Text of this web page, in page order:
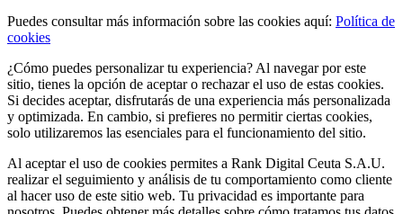
Puedes consultar más información sobre las cookies aquí: Política de
cookies
¿Cómo puedes personalizar tu experiencia? Al navegar por este
sitio, tienes la opción de aceptar o rechazar el uso de estas cookies.
Si decides aceptar, disfrutarás de una experiencia más personalizada
y optimizada. En cambio, si prefieres no permitir ciertas cookies,
solo utilizaremos las esenciales para el funcionamiento del sitio.
Al aceptar el uso de cookies permites a Rank Digital Ceuta S.A.U.
realizar el seguimiento y análisis de tu comportamiento como cliente
al hacer uso de este sitio web. Tu privacidad es importante para